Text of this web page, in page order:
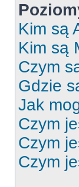
Kim są
Kim są
Czym
Gdzie
Jak
Czym
Czym
Czym